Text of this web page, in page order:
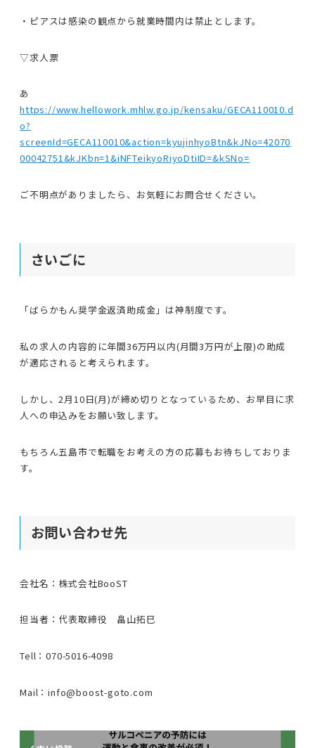
・ピアスは感染の観点から就業時間内は禁止とします。
▽求人票
あ
https://www.hellowork.mhlw.go.jp/kensaku/GECA110010.d
o?
screenId=GECA110010&action=kyujinhyoBtn&kJNo=42070
00042751&kJKbn=1&iNFTeikyoRiyoDtiID=&kSNo=
ご不明点がありましたら、お気軽にお問合せください。
さいごに
「ばらかもん奨学金返済助成金」は神制度です。
私の求人の内容的に年間36万円以内(月間3万円が上限)の助成
が適応されると考えられます。
しかし、2月10日(月)が締め切りとなっているため、お早目に求
人への申込みをお願い致します。
もちろん五島市で転職をお考えの方の応募もお待ちしておりま
す。
お問い合わせ先
会社名：株式会社BooST
担当者：代表取締役 畠山拓巳
Tell：070-5016-4098
Mail：info@boost-goto.com